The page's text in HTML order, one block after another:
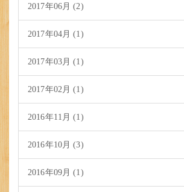
2017年06月 (2)
2017年04月 (1)
2017年03月 (1)
2017年02月 (1)
2016年11月 (1)
2016年10月 (3)
2016年09月 (1)